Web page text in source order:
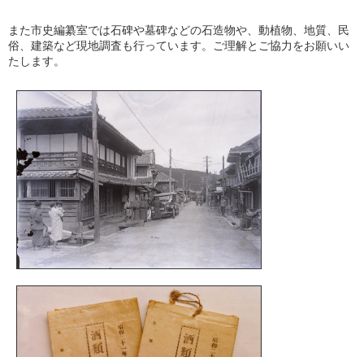
また市史編纂室では石碑や墓碑などの石造物や、動植物、地質、民
俗、建築など現地調査も行っています。ご理解とご協力をお願いい
たします。